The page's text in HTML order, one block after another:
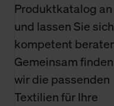
Produktkatalog an
und lassen Sie sich
kompetent
Gemeinsam finden
wir die passenden
Textilien für Ihre